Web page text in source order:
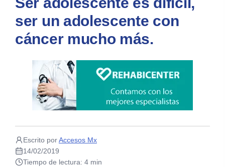
ser un adolescente con
cáncer mucho más.
Escrito porAccesos Mx
14/02/2019
Tiempo de lectura: 4 min